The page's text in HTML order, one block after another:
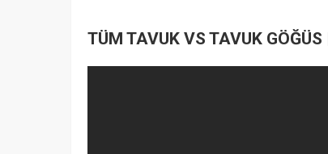
TÜM TAVUK VS TAVUK